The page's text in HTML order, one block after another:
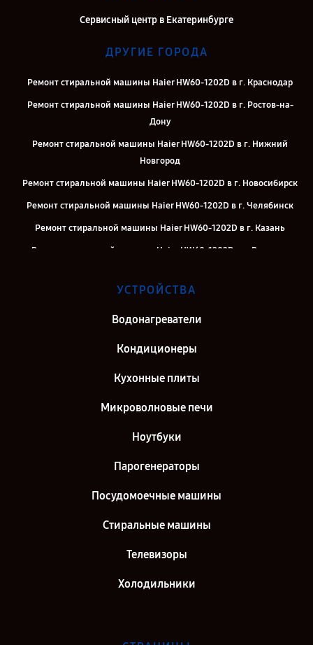
Сервисный центр в Екатеринбурге
ДРУГИЕ ГОРОДА
Ремонт стиральной машины Haier HW60-1202D в г. Краснодар
Ремонт стиральной машины Haier HW60-1202D в г. Ростов-на-
Дону
Ремонт стиральной машины Haier HW60-1202D в г. Нижний
Новгород
Ремонт стиральной машины Haier HW60-1202D в г. Новосибирск
Ремонт стиральной машины Haier HW60-1202D в г. Челябинск
Ремонт стиральной машины Haier HW60-1202D в г. Казань
Ремонт стиральной машины Haier HW60-1202D в г. Воронеж
Ремонт стиральной машины Haier HW60-1202D в г. Самара
Ремонт стиральной машины Haier HW60-1202D в г. Киров
Петербург
УСТРОЙСТВА
Водонагреватели
Кондиционеры
Кухонные плиты
Микроволновые печи
Ноутбуки
Парогенераторы
Посудомоечные машины
Стиральные машины
Телевизоры
Холодильники